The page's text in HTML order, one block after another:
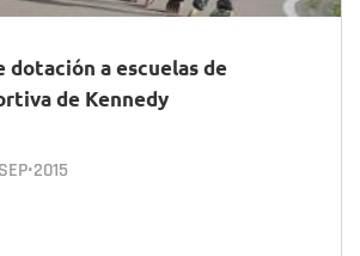
dotación a escuelas de
de Kennedy